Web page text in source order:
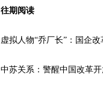
往期阅读
虚拟人物“乔厂长”：国企
中苏关系：警醒中国改革